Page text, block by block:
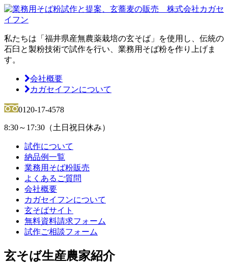
私たちは「福井県産無農薬栽培の玄そば」を使用し、伝統の
石臼と製粉技術で試作を行い、 業務用そば粉を作り上げま
す。
会社概要
カガセイフンについて
0120-17-4578
8:30～17:30（土日祝日休み）
試作について
納品例一覧
業務用そば粉販売
よくあるご質問
会社概要
カガセイフンについて
玄そばサイト
無料資料請求フォーム
試作ご相談フォーム
玄そば生産農家紹介